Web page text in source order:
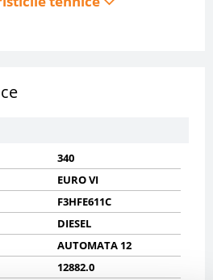
340
EURO VI
F3HFE611C
DIESEL
AUTOMATA 12
12882.0